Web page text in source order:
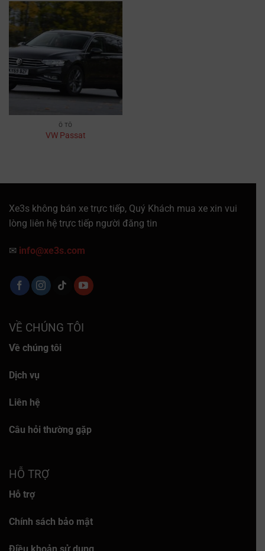
Ô TÔ
VW Passat
Xe3s không bán xe trực tiếp, Quý Khách mua xe xin vui
lòng liên hệ trực tiếp người đăng tin
✉ info@xe3s.com
VỀ CHÚNG TÔI
Về chúng tôi
Dịch vụ
Liên hệ
Câu hỏi thường gặp
HỖ TRỢ
Hỗ trợ
Chính sách bảo mật